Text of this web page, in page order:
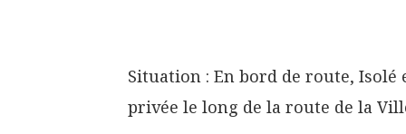
Situation : En bord de route, Isolé
privée le long de la route de la